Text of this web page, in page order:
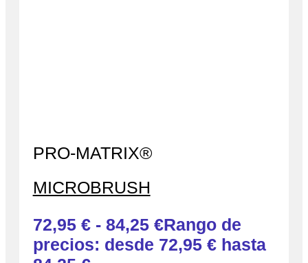
PRO-MATRIX®
MICROBRUSH
72,95 € - 84,25 €Rango de
precios: desde 72,95 € hasta